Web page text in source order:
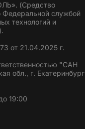
(Средство
Федеральной службой
технологий и
от 21.04.2025 г.
"САН
г. Екатеринбург,
19:00